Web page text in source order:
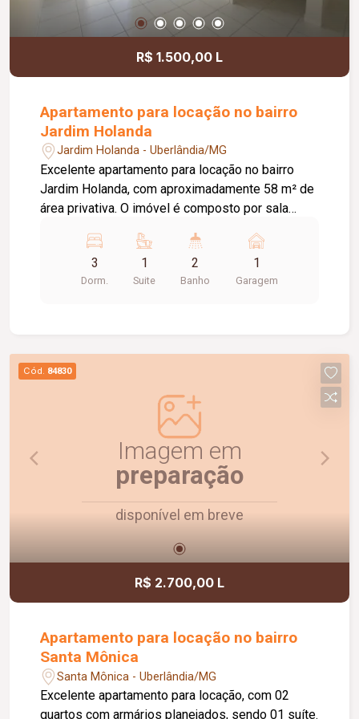
receber sua empresa.
R$ 1.500,00 L
Apartamento para locação no bairro
Jardim Holanda
Jardim Holanda - Uberlândia/MG
Excelente apartamento para locação no bairro
Jardim Holanda, com aproximadamente 58 m² de
área privativa. O imóvel é composto por sala
planejados e bancada, área de serviço, 03
quartos, sendo 02 com armários planejados e 01
suíte. Possui ainda 01 banheiro social com box
praticidade e uma ótima localização. Agende uma
visita e venha conhecer!
3
Dorm.
1
Suite
2
Banho
1
Garagem
Cód. 84830
Imagem em
preparação
disponível em breve
R$ 2.700,00 L
Apartamento para locação no bairro
Santa Mônica
Santa Mônica - Uberlândia/MG
Excelente apartamento para locação, com 02
quartos com armários planejados, sendo 01 suíte.